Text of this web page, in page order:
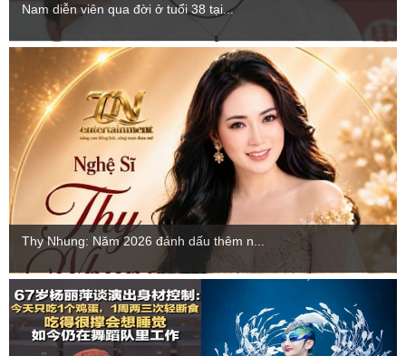
Nam diễn viên qua đời ở tuổi 38 tại...
Thy Nhung: Năm 2026 đánh dấu thêm n...